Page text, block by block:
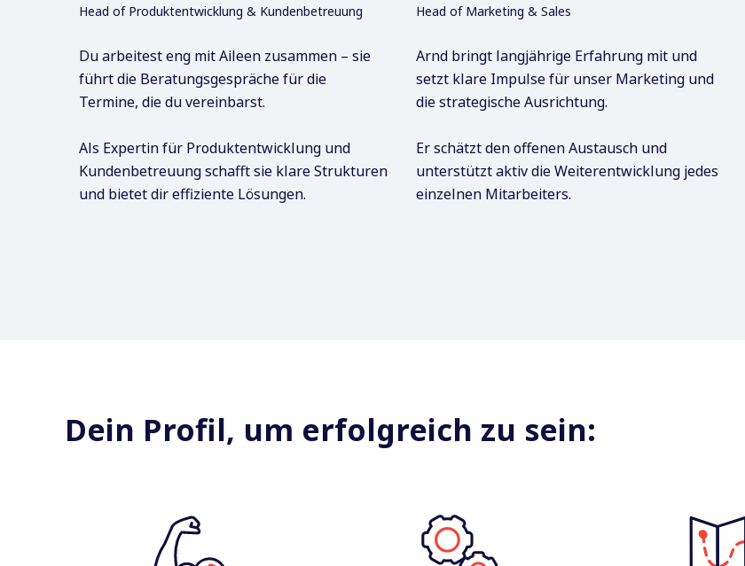
Head of Produktentwicklung & Kundenbetreuung
Du arbeitest eng mit Aileen zusammen – sie
führt die Beratungsgespräche für die
Termine, die du vereinbarst.
Als Expertin für Produktentwicklung und
Kundenbetreuung schafft sie klare Strukturen
und bietet dir effiziente Lösungen.
Head of Marketing & Sales
Arnd bringt langjährige Erfahrung mit und
setzt klare Impulse für unser Marketing und
die strategische Ausrichtung.
Er schätzt den offenen Austausch und
unterstützt aktiv die Weiterentwicklung jedes
einzelnen Mitarbeiters.
Dein Profil, um erfolgreich zu sein: